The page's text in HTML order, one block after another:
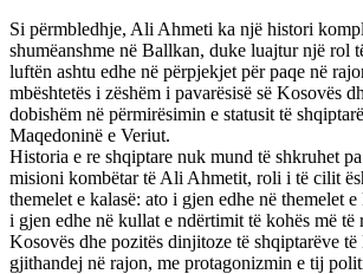
Si përmbledhje, Ali Ahmeti ka një histori
shumëanshme në Ballkan, duke luajtur një rol
luftën ashtu edhe në përpjekjet për paqe në
mbështetës i zëshëm i pavarësisë së Kosovës
dobishëm në përmirësimin e statusit të
Maqedoninë e Veriut.
Historia e re shqiptare nuk mund të shkruhet
misioni kombëtar të Ali Ahmetit, roli i të cilit
themelet e kalasë: ato i gjen edhe në themelet
i gjen edhe në kullat e ndërtimit të kohës më të
Kosovës dhe pozitës dinjitoze të shqiptarëve të
gjithandej në rajon, me protagonizmin e tij